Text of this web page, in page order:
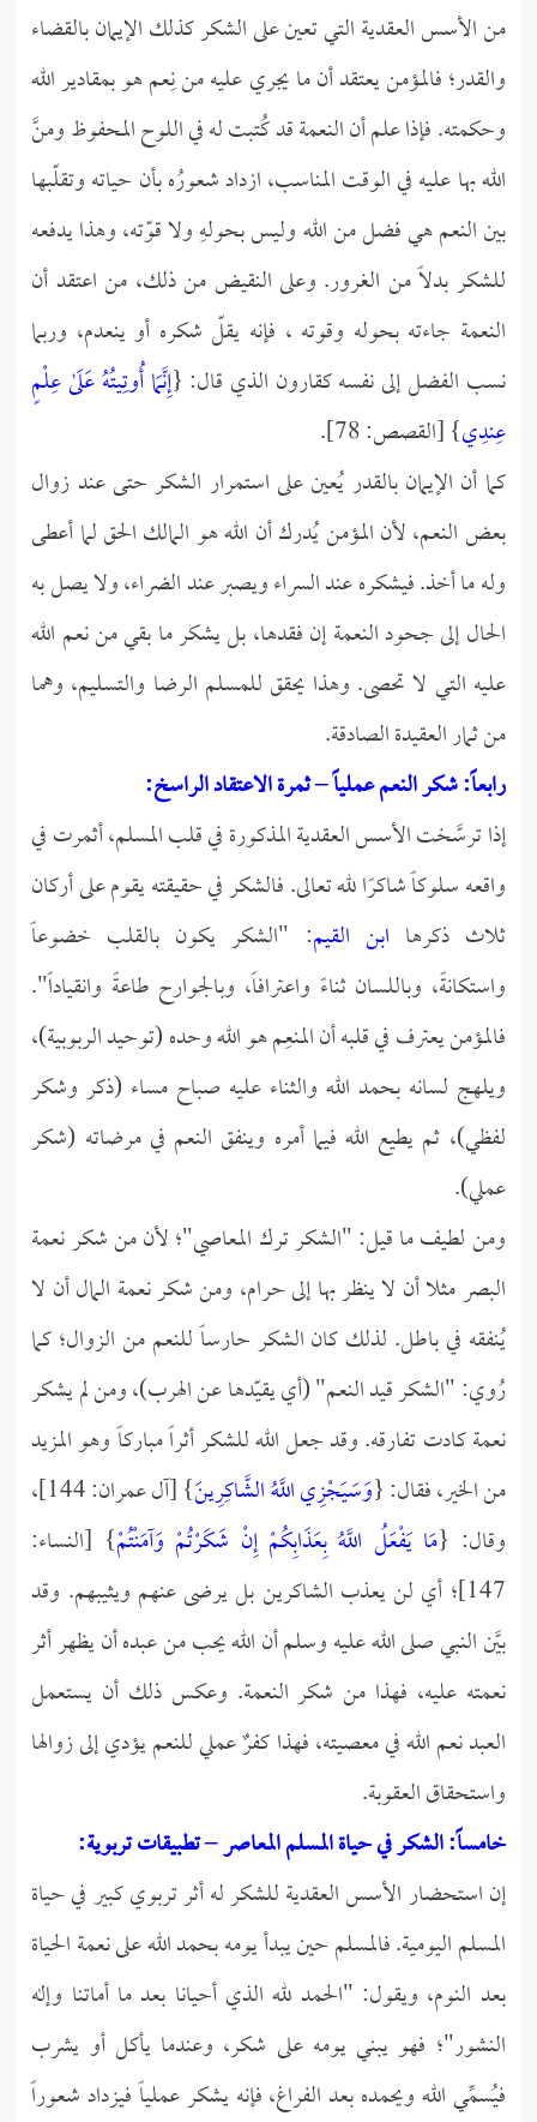
من الأسس العقدية التي تعين على الشكر كذلك الإيمان بالقضاء
والقدر؛ فالمؤمن يعتقد أن ما يجري عليه من نِعم هو بمقادير الله
وحكمته. فإذا علم أن النعمة قد كُتبت له في اللوح المحفوظ ومنَّ
الله بها عليه في الوقت المناسب، ازداد شعورُه بأن حياته وتقلّبها
بين النعم هي فضل من الله وليس بحولهِ ولا قوّته، وهذا يدفعه
للشكر بدلاً من الغرور. وعلى النقيض من ذلك، من اعتقد أن
النعمة جاءته بحوله وقوته ، فإنه يقلّ شكره أو ينعدم، وربما
نسب الفضل إلى نفسه كقارون الذي قال: {إِنَّمَا أُوتِيتُهُ عَلَىٰ عِلْمٍ
عِندِي} [القصص: 78].
كما أن الإيمان بالقدر يُعين على استمرار الشكر حتى عند زوال
بعض النعم، لأن المؤمن يُدرك أن الله هو المالك الحق لما أعطى
وله ما أخذ. فيشكره عند السراء ويصبر عند الضراء، ولا يصل به
الحال إلى جحود النعمة إن فقدها، بل يشكر ما بقي من نعم الله
عليه التي لا تحصى. وهذا يحقق للمسلم الرضا والتسليم، وهما
من ثمار العقيدة الصادقة.
رابعاً: شكر النعم عملياً – ثمرة الاعتقاد الراسخ:
إذا ترسَّخت الأسس العقدية المذكورة في قلب المسلم، أثمرت في
واقعه سلوكاً شاكرًا لله تعالى. فالشكر في حقيقته يقوم على أركان
ثلاث ذكرها ابن القيم: "الشكر يكون بالقلب خضوعاً
واستكانةً، وباللسان ثناءً واعترافاً، وبالجوارح طاعةً وانقياداً".
فالمؤمن يعترف في قلبه أن المنعِم هو الله وحده (توحيد الربوبية)،
ويلهج لسانه بحمد الله والثناء عليه صباح مساء (ذكر وشكر
لفظي)، ثم يطيع الله فيما أمره وينفق النعم في مرضاته (شكر
عملي).
ومن لطيف ما قيل: "الشكر ترك المعاصي"؛ لأن من شكر نعمة
البصر مثلا أن لا ينظر بها إلى حرام، ومن شكر نعمة المال أن لا
يُنفقه في باطل. لذلك كان الشكر حارساً للنعم من الزوال؛ كما
رُوي: "الشكر قيد النعم" (أي يقيّدها عن الهرب)، ومن لم يشكر
نعمة كادت تفارقه. وقد جعل الله للشكر أثراً مباركاً وهو المزيد
من الخير، فقال: {وَسَيَجْزِي اللَّهُ الشَّاكِرِينَ
} [آل عمران: 144]،
وقال: {مَا يَفْعَلُ اللَّهُ بِعَذَابِكُمْ إِنْ شَكَرْتُمْ وَآمَنْتُمْ} [النساء:
147]؛ أي لن يعذب الشاكرين بل يرضى عنهم ويثيبهم. وقد
بيَّن النبي صلى الله عليه وسلم أن الله يحب من عبده أن يظهر أثر
نعمته عليه، فهذا من شكر النعمة. وعكس ذلك أن يستعمل
العبد نعم الله في معصيته، فهذا كفرٌ عملي للنعم يؤدي إلى زوالها
واستحقاق العقوبة.
خامساً: الشكر في حياة المسلم المعاصر – تطبيقات تربوية:
إن استحضار الأسس العقدية للشكر له أثر تربوي كبير في حياة
المسلم اليومية. فالمسلم حين يبدأ يومه بحمد الله على نعمة الحياة
بعد النوم، ويقول: "الحمد لله الذي أحيانا بعد ما أماتنا وإله
النشور"؛ فهو يبني يومه على شكر، وعندما يأكل أو يشرب
فيُسمِّي الله ويحمده بعد الفراغ، فإنه يشكر عملياً فيزداد شعوراً